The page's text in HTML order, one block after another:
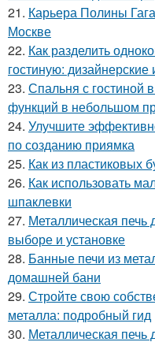
21. Карьера Полины
Москве
22. Как разделить
гостиную: дизайнерские
23. Спальня с гостиной
функций в небольшом
24. Улучшите
по созданию приямка
25. Как из пластиковых
26. Как использовать
шпаклевки
27. Металлическая печь
выборе и установке
28. Банные печи из
домашней бани
29. Стройте свою
металла: подробный гид
30. Металлическая печь